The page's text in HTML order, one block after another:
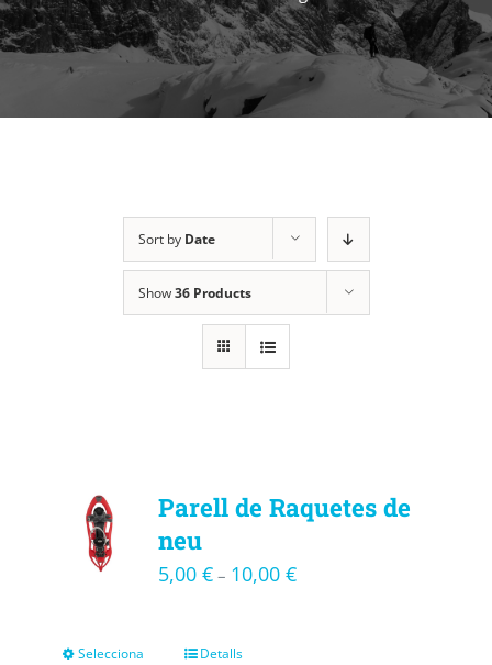
Sort by Date
Show36 Products
Parell de Raquetes de
neu
5,00 €– 10,00 €
Selecciona
Detalls